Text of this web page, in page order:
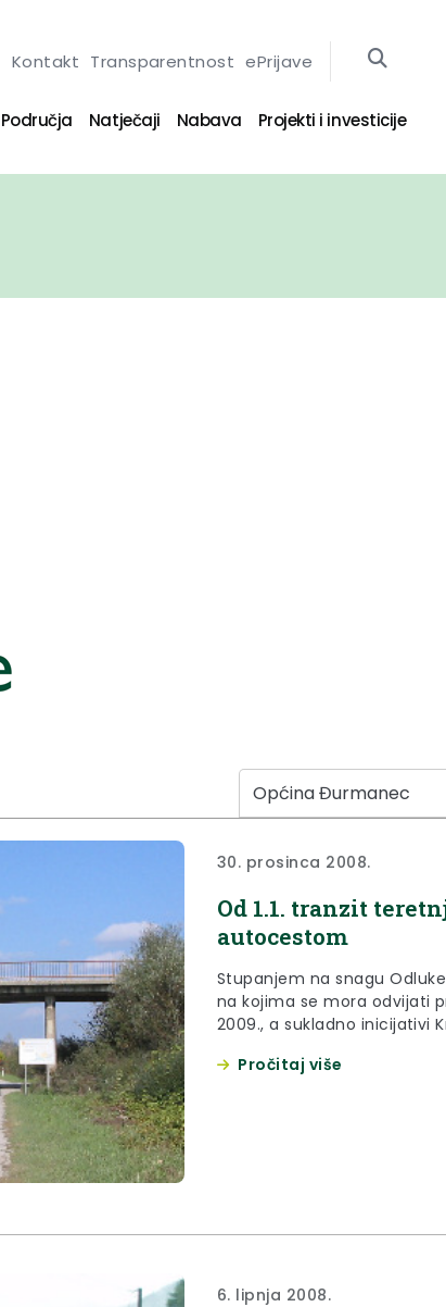
Kontakt Transparentnost ePrijave
Područja Natječaji Nabava Projekti i investicije
30. prosinca 2008.
Od 1.1. tranzit
autocestom
Stupanjem na snagu
na kojima se mora odvijati
2009., a sukladno inicijativi
moći odvijati državnom
Pročitaj više
6. lipnja 2008.